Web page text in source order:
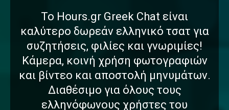
Το Hours.gr Greek Chat είναι
καλύτερο δωρεάν ελληνικό τσατ για
συζητήσεις, φιλίες και γνωριμίες!
Κάμερα, κοινή χρήση φωτογραφιών
και βίντεο και αποστολή μηνυμάτων.
Διαθέσιμο για όλους τους
ελληνόφωνους χρήστες του